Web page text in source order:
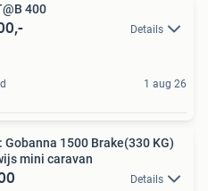
400
Details
1 aug 26
Gobanna 1500 Brake(330 KG)
mini caravan
Details